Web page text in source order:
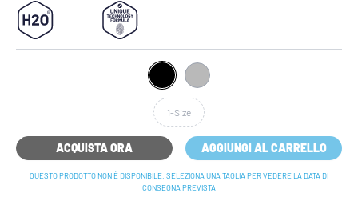
1-Size
ACQUISTA ORA AGGIUNGI AL CARRELLO
QUESTO PRODOTTO NON È DISPONIBILE. SELEZIONA UNA TAGLIA PER VEDERE LA DATA DI
CONSEGNA PREVISTA